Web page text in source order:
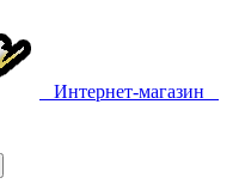
Интернет-магазин